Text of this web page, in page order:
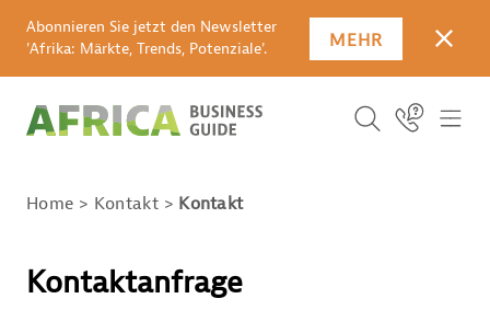
Abonnieren Sie jetzt den Newsletter
'Afrika: Märkte, Trends, Potenziale'.
MEHR
ICON
Suchbegriff
SUCHEN
Icon Link
Home Kontakt Kontakt
Kontaktanfrage